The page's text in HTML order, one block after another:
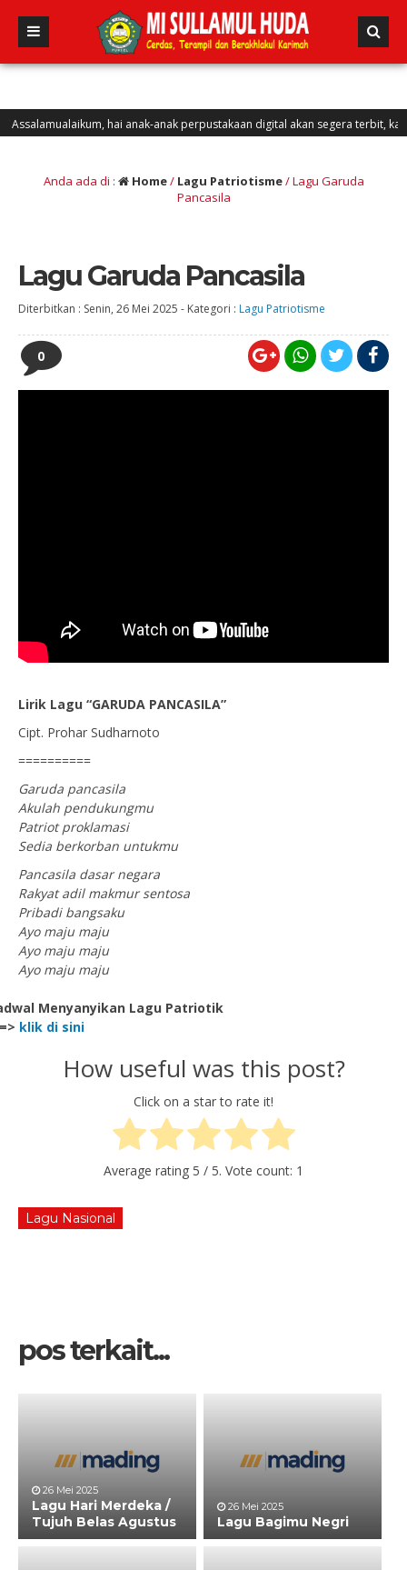
hai anak-anak perpustakaan digital akan segera terbit, kalian
Anda ada di : Home/ Lagu Patriotisme/Lagu Garuda
Pancasila
Lagu Garuda Pancasila
Diterbitkan : Senin, 26 Mei 2025 - Kategori : Lagu Patriotisme
0
Lirik Lagu “GARUDA PANCASILA”
Cipt. Prohar Sudharnoto
==========
Garuda pancasila
Akulah pendukungmu
Patriot proklamasi
Sedia berkorban untukmu
Pancasila dasar negara
Rakyat adil makmur sentosa
Pribadi bangsaku
Ayo maju maju
Ayo maju maju
Ayo maju maju
Menyanyikan Lagu Patriotik
klik di sini
How useful was this post?
Click on a star to rate it!
Average rating 5 / 5. Vote count: 1
Lagu Nasional
pos terkait...
26 Mei 2025
Lagu Hari Merdeka /
Tujuh Belas Agustus
26 Mei 2025
Lagu Bagimu Negri